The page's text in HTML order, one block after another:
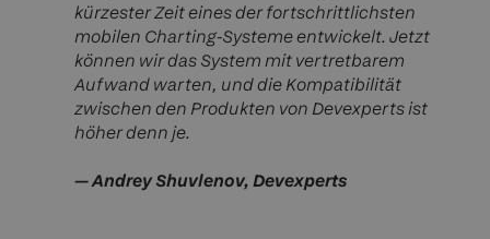
kürzester Zeit eines der fortschrittlichsten
mobilen Charting-Systeme entwickelt. Jetzt
können wir das System mit vertretbarem
Aufwand warten, und die Kompatibilität
zwischen den Produkten von Devexperts ist
höher denn je.
—Andrey Shuvlenov, Devexperts